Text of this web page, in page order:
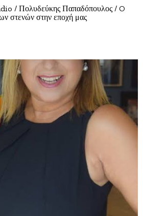
/ Πολυδεύκης Παπαδόπουλος / O
στενών στην εποχή μας